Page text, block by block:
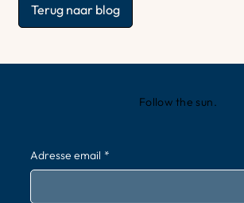
Terug naar blog
Follow the sun.
Adresse email *